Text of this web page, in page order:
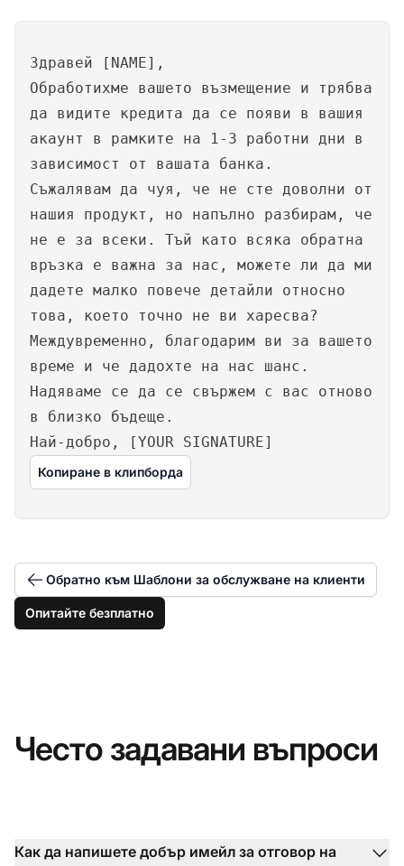
Здравей [NAME],
Обработихме вашето възмещение и трябва
да видите кредита да се появи в вашия
акаунт в рамките на 1-3 работни дни в
зависимост от вашата банка.
Съжалявам да чуя, че не сте доволни от
нашия продукт, но напълно разбирам, че
не е за всеки. Тъй като всяка обратна
връзка е важна за нас, можете ли да ми
дадете малко повече детайли относно
това, което точно не ви харесва?
Междувременно, благодарим ви за вашето
време и че дадохте на нас шанс.
Надяваме се да се свържем с вас отново
в близко бъдеще.
Най-добро, [YOUR SIGNATURE]
Копиране в клипборда
Обратно към Шаблони за обслужване на клиенти
Опитайте безплатно
Често задавани въпроси
Как да напишете добър имейл за отговор на